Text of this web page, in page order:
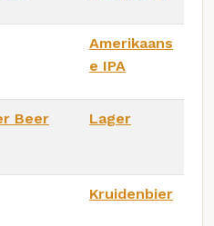
Amerikaans
e IPA
Beer
Lager
Kruidenbier